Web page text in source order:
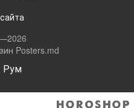
Posters.md
Рум